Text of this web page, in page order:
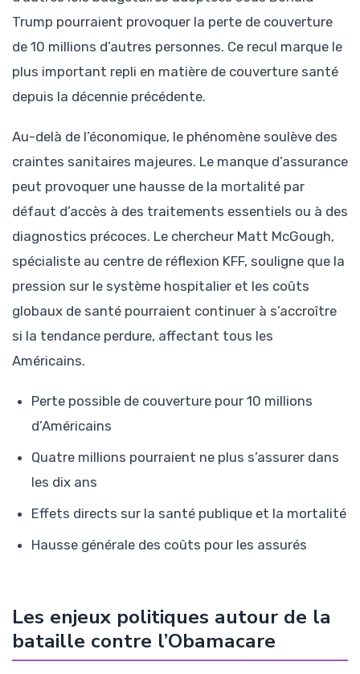
Trump pourraient provoquer la perte de couverture
de 10 millions d’autres personnes. Ce recul marque le
plus important repli en matière de couverture santé
depuis la décennie précédente.
Au-delà de l’économique, le phénomène soulève des
craintes sanitaires majeures. Le manque d’assurance
peut provoquer une hausse de la mortalité par
défaut d’accès à des traitements essentiels ou à des
diagnostics précoces. Le chercheur Matt McGough,
spécialiste au centre de réflexion KFF, souligne que la
pression sur le système hospitalier et les coûts
globaux de santé pourraient continuer à s’accroître
si la tendance perdure, affectant tous les
Américains.
Perte possible de couverture pour 10 millions
d’Américains
Quatre millions pourraient ne plus s’assurer dans
les dix ans
Effets directs sur la santé publique et la mortalité
Hausse générale des coûts pour les assurés
Les enjeux politiques autour de la
bataille contre l’Obamacare